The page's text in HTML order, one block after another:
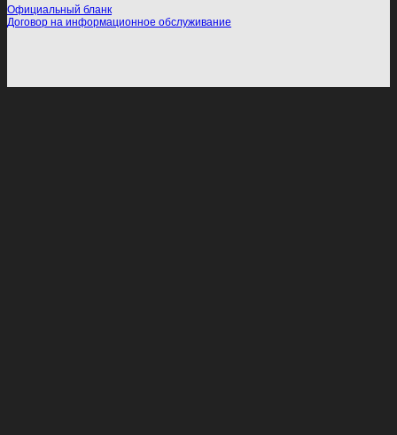
Официальный бланк
Договор на информационное обслуживание